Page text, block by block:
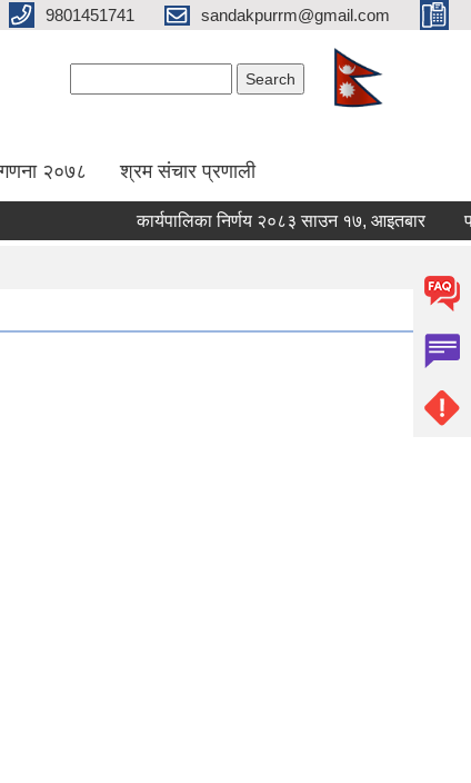
9801451741 sandakpurrm@gmail.com
२०७८ श्रम संचार प्रणाली
कार्यपालिका निर्णय २०८३ साउन १७, आइतबार